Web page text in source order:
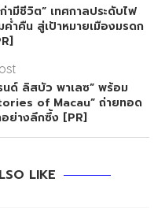
ามีชีวิต” เทศกาลประดับไฟ
ำคืน สู่เป้าหมายเมืองมรดก
นด์ ลิสบัว พาเลซ” พร้อม
of Macau” ถ่ายทอด
ย่างลึกซึ้ง [PR]
LIKE